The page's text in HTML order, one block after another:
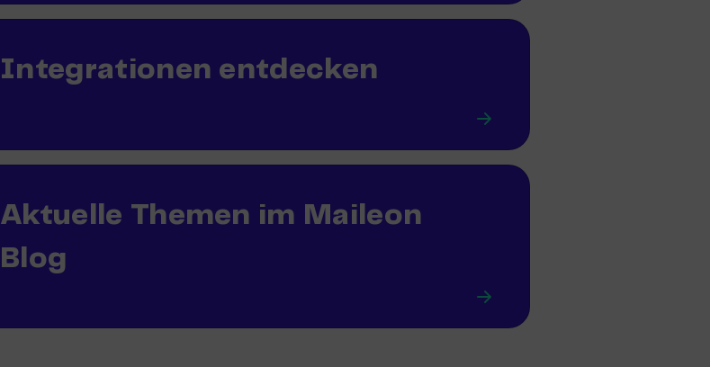
Integrationen entdecken
Aktuelle Themen im Maileon
Blog